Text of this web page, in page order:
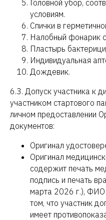
Головной убор,
условиям.
Спички в
Налобный фонарик
Пластырь
Индивидуальная
Дождевик.
6.3. Допуск участника к
участником стартового
личном предоставлении
документов:
Оригинал
Оригинал
содержит печать
подпись и печать
марта 2026 г.), ФИО
том, что участник
имеет